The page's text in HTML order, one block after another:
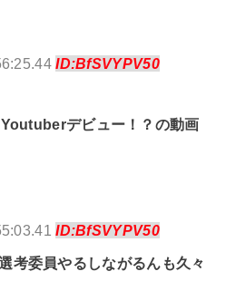
ID:BfSVYPV50
デビュー！？の動画
ID:BfSVYPV50
考委員やるしながるんも久々